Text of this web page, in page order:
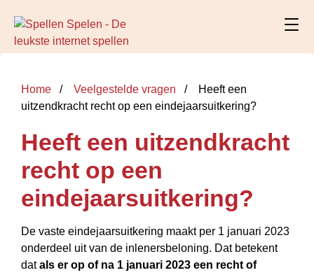
Home Veelgestelde vragen
Heeft een
uitzendkracht recht op een eindejaarsuitkering?
Heeft een uitzendkracht
recht op een
eindejaarsuitkering?
De vaste eindejaarsuitkering maakt per 1 januari 2023
onderdeel uit van de inlenersbeloning. Dat betekent
datals er op of na 1 januari 2023 een recht of